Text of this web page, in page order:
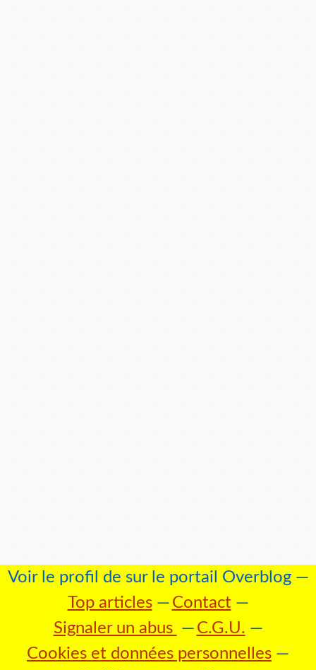
Voir le profil de sur le portail Overblog
Top articles
Contact
Signaler un abus
C.G.U.
Cookies et données personnelles